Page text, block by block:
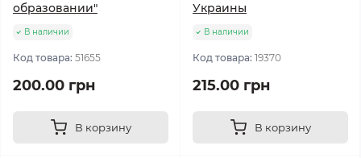
образовании"
В наличии
Код товара: 51655
200.00 грн
В корзину
Украины
В наличии
Код товара: 19370
215.00 грн
В корзину